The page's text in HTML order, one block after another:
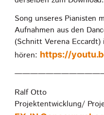
Song unseres Pianisten
Aufnahmen aus den
(Schnitt Verena
hören: https://
Ralf Otto
Projektentwicklung/